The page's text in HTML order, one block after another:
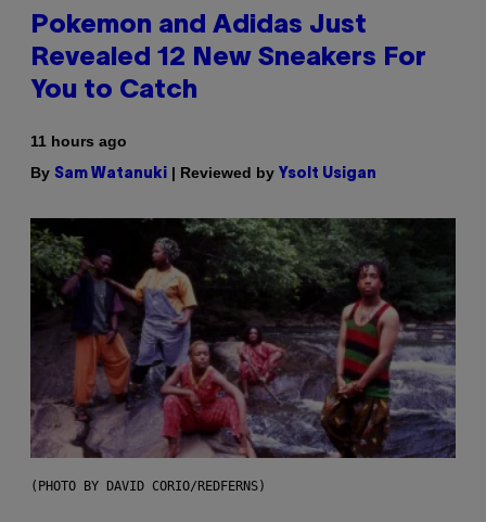
Pokemon and Adidas Just
Revealed 12 New Sneakers For
You to Catch
11 hours ago
By Sam Watanuki | Reviewed by Ysolt Usigan
(PHOTO BY DAVID CORIO/REDFERNS)